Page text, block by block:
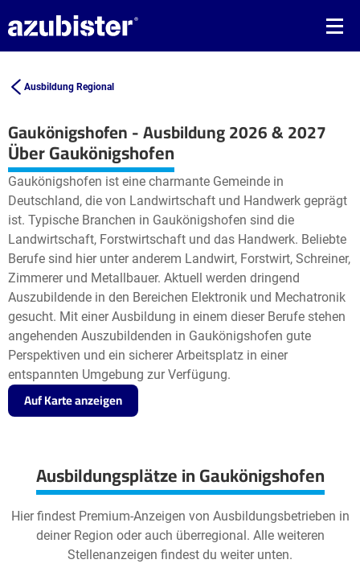
Ausbildung Regional
Gaukönigshofen - Ausbildung 2026 & 2027
+
−
Leaflet| ©OpenStreetMap2contributors
Über Gaukönigshofen
Gaukönigshofen ist eine charmante Gemeinde in
Deutschland, die von Landwirtschaft und Handwerk geprägt
ist. Typische Branchen in Gaukönigshofen sind die
Landwirtschaft, Forstwirtschaft und das Handwerk. Beliebte
Berufe sind hier unter anderem Landwirt, Forstwirt, Schreiner,
Zimmerer und Metallbauer. Aktuell werden dringend
Auszubildende in den Bereichen Elektronik und Mechatronik
gesucht. Mit einer Ausbildung in einem dieser Berufe stehen
angehenden Auszubildenden in Gaukönigshofen gute
Perspektiven und ein sicherer Arbeitsplatz in einer
entspannten Umgebung zur Verfügung.
Auf Karte anzeigen
Ausbildungsplätze in Gaukönigshofen
Hier findest Premium-Anzeigen von Ausbildungsbetrieben in
deiner Region oder auch überregional. Alle weiteren
Stellenanzeigen findest du weiter unten.